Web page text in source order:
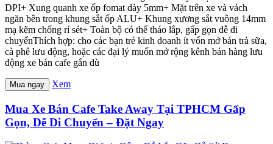
DPI+ Xung quanh xe ốp fomat dày 5mm+ Mặt trên xe và vách
ngăn bên trong khung sắt ốp ALU+ Khung xương sắt vuông 14mm
mạ kẽm chống rỉ sét+ Toàn bộ có thể tháo lắp, gấp gọn dễ di
chuyểnThích hợp: cho các bạn trẻ kinh doanh ít vốn mở bán trà sữa,
cà phê lưu động, hoặc các đại lý muốn mở rộng kênh bán hàng lưu
động xe bán cafe gắn dù
Mua ngay Xem
Mua Xe Bán Cafe Take Away Tại TPHCM Gấp
Gọn, Dễ Di Chuyển – Đặt Ngay